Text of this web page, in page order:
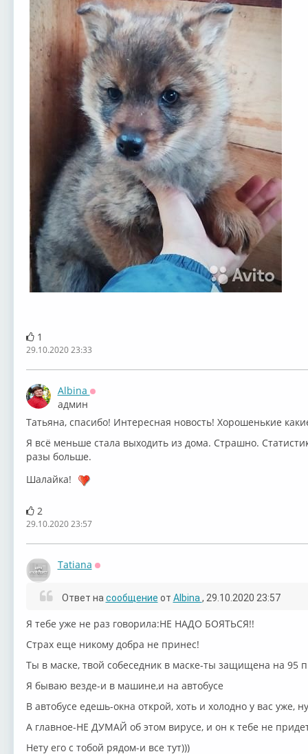
1
29.10.2020 23:33
Albina
Оффлайн
админ
Татьяна, спасибо! Интересная новость! Хорошенькие
Я всё меньше стала выходить из дома. Страшно.
разы больше.
Шалайка!
2
29.10.2020 23:57
Tatiana
Ответ на сообщение от Albina , 29.10.2020 23:57
Я тебе уже не раз говорила:НЕ НАДО БОЯТЬСЯ!!
Страх еще никому добра не принес!
Ты в маске, твой собеседник в маске-ты защищена на 95
Я бываю везде-и в машине,и на автобусе
В автобусе едешь-окна открой, хоть и холодно у вас уже,
А главное-НЕ ДУМАЙ об этом вирусе, и он к тебе не
Нету его с тобой рядом-и все тут)))